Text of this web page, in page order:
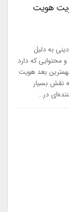
هویت
به دلیل
که دارد
بعد هویت
بسیار
در…